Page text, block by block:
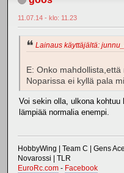
11.07.14 - klo: 11.23
Lainaus käyttäjältä:
E: Onko
Noparissa ei kyllä pala
Voi sekin olla, ulkona
lämpiää normalia enempi.
HobbyWing | Team C | Gens
Novarossi | TLR
EuroRc.com - Facebook